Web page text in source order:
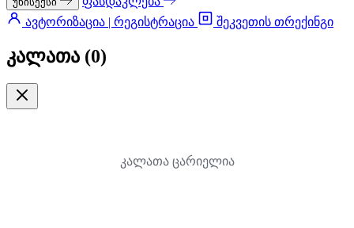
ავტორიზაცია | რეგისტრაცია
შეკვეთის თრექინგი
კალათა (0)
კალათა ცარიელია